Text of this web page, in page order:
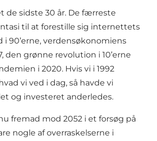
de sidste 30 år. De færreste
til at forestille sig internettets
90’erne, verdensøkonomiens
den grønne revolution i 10’erne
i 2020. Hvis vi i 1992
vi ved i dag, så havde vi
og investeret anderledes.
fremad mod 2052 i et forsøg på
nogle af overraskelserne i